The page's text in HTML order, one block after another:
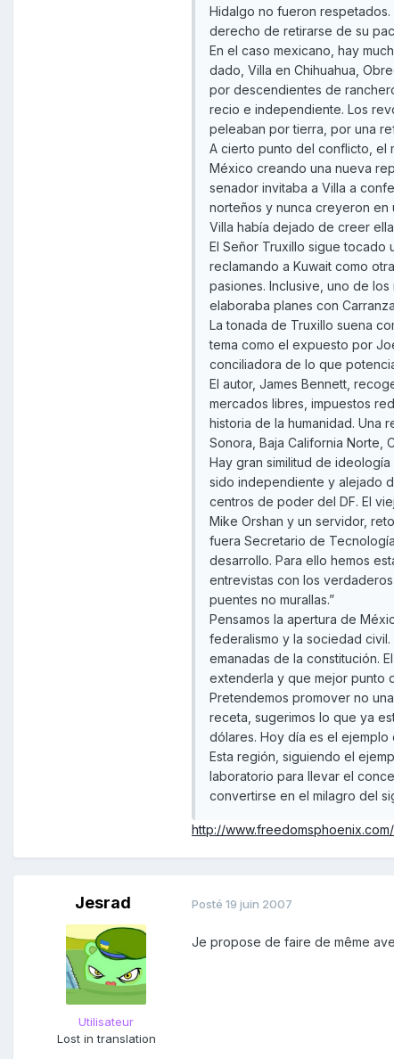
Hidalgo no fueron respetados.
derecho de retirarse de su
En el caso mexicano, hay
dado, Villa en Chihuahua,
por descendientes de
recio e independiente. Los
peleaban por tierra, por una
A cierto punto del conflicto, el
México creando una nueva
senador invitaba a Villa a
norteños y nunca creyeron en
Villa había dejado de creer
El Señor Truxillo sigue tocado
reclamando a Kuwait como
pasiones. Inclusive, uno de
elaboraba planes con
La tonada de Truxillo suena
tema como el expuesto por
conciliadora de lo que
El autor, James Bennett,
mercados libres, impuestos
historia de la humanidad. Una
Sonora, Baja California Norte,
Hay gran similitud de
sido independiente y alejado
centros de poder del DF. El
Mike Orshan y un servidor,
fuera Secretario de
desarrollo. Para ello hemos
entrevistas con los
puentes no murallas.”
Pensamos la apertura de
federalismo y la sociedad
emanadas de la constitución.
extenderla y que mejor punto
Pretendemos promover no
receta, sugerimos lo que ya
dólares. Hoy día es el
Esta región, siguiendo el
laboratorio para llevar el
convertirse en el milagro del
http://
Jesrad
Utilisateur
Lost in translation
Posté 19 juin 2007
Je propose de faire de même